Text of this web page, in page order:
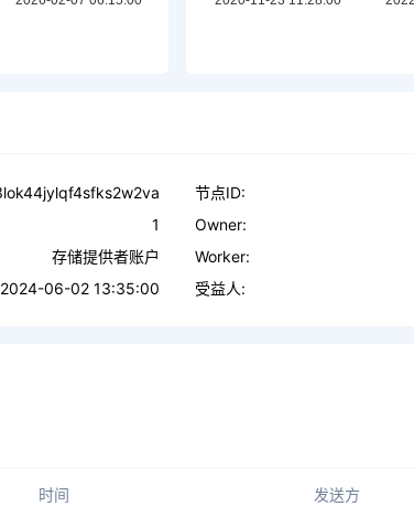
1
存储提供者账户
2024-06-02 13:35:00
节点ID:
Owner:
Worker:
受益人:
时间 发送方